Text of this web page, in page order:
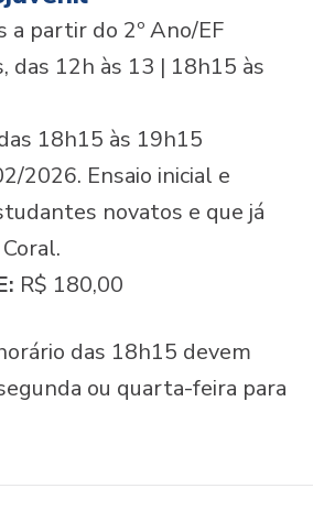
a partir do 2º Ano/EF
das 12h às 13 | 18h15 às
18h15 às 19h15
2026. Ensaio inicial e
novatos e que já
R$ 180,00
das 18h15 devem
ou quarta-feira para